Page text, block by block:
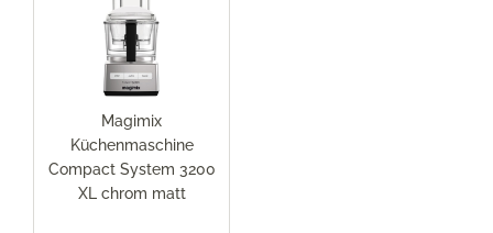
Magimix
Küchenmaschine
Compact System 3200
XL chrom matt